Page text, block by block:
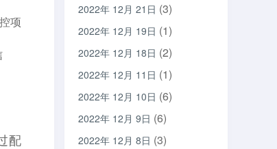
项
配
2022年 12月 21日 (3)
2022年 12月 19日 (1)
2022年 12月 18日 (2)
2022年 12月 11日 (1)
2022年 12月 10日 (6)
2022年 12月 9日 (6)
2022年 12月 8日 (3)